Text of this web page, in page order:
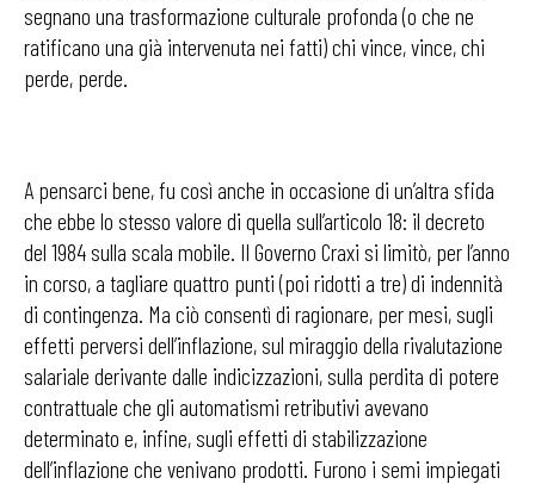
segnano una trasformazione culturale profonda (o che ne
ratificano una già intervenuta nei fatti) chi vince, vince, chi
perde, perde.
A pensarci bene, fu così anche in occasione di un’altra sfida
che ebbe lo stesso valore di quella sull’articolo 18: il decreto
del 1984 sulla scala mobile. Il Governo Craxi si limitò, per l’anno
in corso, a tagliare quattro punti (poi ridotti a tre) di indennità
di contingenza. Ma ciò consentì di ragionare, per mesi, sugli
effetti perversi dell’inflazione, sul miraggio della rivalutazione
salariale derivante dalle indicizzazioni, sulla perdita di potere
contrattuale che gli automatismi retributivi avevano
determinato e, infine, sugli effetti di stabilizzazione
dell’inflazione che venivano prodotti. Furono i semi impiegati